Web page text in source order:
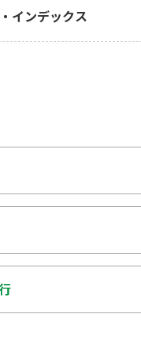
グ
インデックス
ィスクロージャー誌）
ト
ド対照表